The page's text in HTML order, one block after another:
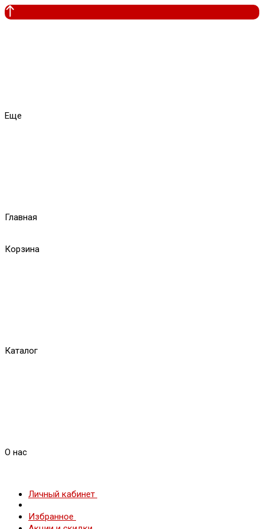
Еще
Главная
Корзина
Каталог
О нас
Личный кабинет
Избранное